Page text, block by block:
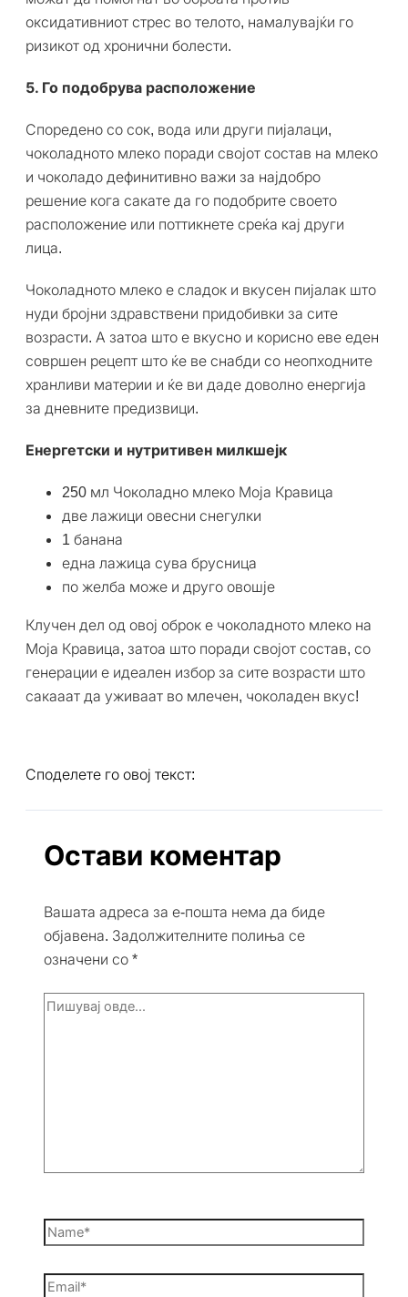
оксидативниот стрес во телото, намалувајќи го
ризикот од хронични болести.
5. Го подобрува расположение
Споредено со сок, вода или други пијалаци,
чоколадното млеко поради својот состав на млеко
и чоколадо дефинитивно важи за најдобро
решение кога сакате да го подобрите своето
расположение или поттикнете среќа кај други
лица.
Чоколадното млеко е сладок и вкусен пијалак што
нуди бројни здравствени придобивки за сите
возрасти. А затоа што е вкусно и корисно еве еден
совршен рецепт што ќе ве снабди со неопходните
хранливи материи и ќе ви даде доволно енергија
за дневните предизвици.
Енергетски и нутритивен милкшејк
250 мл Чоколадно млеко Моја Кравица
две лажици овесни снегулки
1 банана
една лажица сува брусница
по желба може и друго овошје
Клучен дел од овој оброк е чоколадното млеко на
Моја Кравица, затоа што поради својот состав, со
генерации е идеален избор за сите возрасти што
сакааат да уживаат во млечен, чоколаден вкус!
Споделете го овој текст:
Остави коментар
Вашата адреса за е-пошта нема да биде
објавена. Задолжителните полиња се
означени со *
Пишувај
Name*
Email*